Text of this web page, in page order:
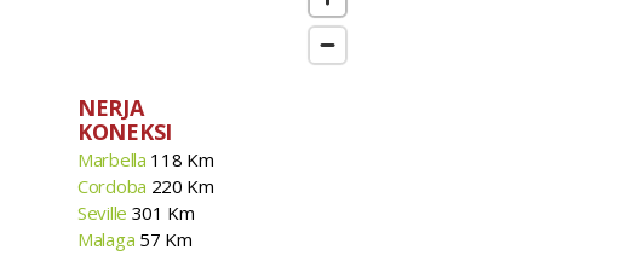
NERJA
KONEKSI
Marbella 118 Km
Cordoba 220 Km
Seville 301 Km
Malaga 57 Km